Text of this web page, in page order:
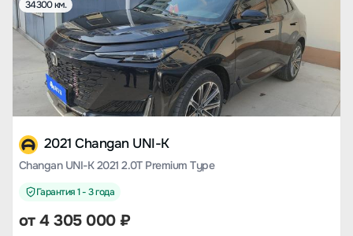
34300 км.
2021 Changan UNI-K
Changan UNI-K 2021 2.0T Premium Type
Гарантия 1 - 3 года
от4 305 000₽